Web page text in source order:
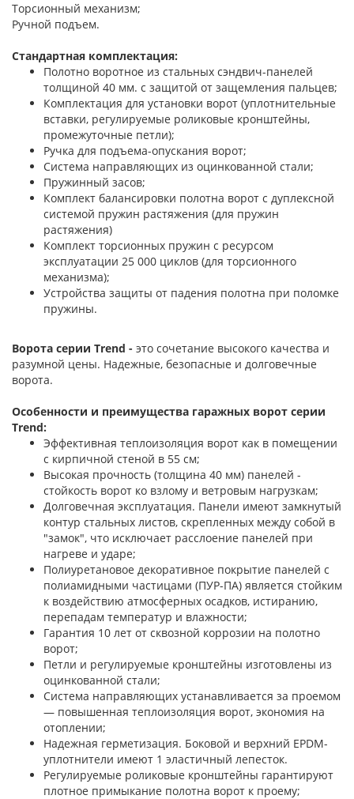
Торсионный механизм;
Ручной подъем.
Стандартная комплектация:
Полотно воротное из стальных сэндвич-панелей
толщиной 40 мм. с защитой от защемления пальцев;
Комплектация для установки ворот (уплотнительные
вставки, регулируемые роликовые кронштейны,
промежуточные петли);
Ручка для подъема-опускания ворот;
Система направляющих из оцинкованной стали;
Пружинный засов;
Комплект балансировки полотна ворот с дуплексной
системой пружин растяжения (для пружин
растяжения)
Комплект торсионных пружин с ресурсом
эксплуатации 25 000 циклов (для торсионного
механизма);
Устройства защиты от падения полотна при поломке
пружины.
Ворота серии Trend - это сочетание высокого качества и
разумной цены. Надежные, безопасные и долговечные
ворота.
Особенности и преимущества гаражных ворот серии
Trend:
Эффективная теплоизоляция ворот как в помещении
с кирпичной стеной в 55 см;
Высокая прочность (толщина 40 мм) панелей -
стойкость ворот ко взлому и ветровым нагрузкам;
Долговечная эксплуатация. Панели имеют замкнутый
контур стальных листов, скрепленных между собой в
"замок", что исключает расслоение панелей при
нагреве и ударе;
Полиуретановое декоративное покрытие панелей с
полиамидными частицами (ПУР-ПА) является стойким
к воздействию атмосферных осадков, истиранию,
перепадам температур и влажности;
Гарантия 10 лет от сквозной коррозии на полотно
ворот;
Петли и регулируемые кронштейны изготовлены из
оцинкованной стали;
Система направляющих устанавливается за проемом
— повышенная теплоизоляция ворот, экономия на
отоплении;
Надежная герметизация. Боковой и верхний EPDM-
уплотнители имеют 1 эластичный лепесток.
Регулируемые роликовые кронштейны гарантируют
плотное примыкание полотна ворот к проему;